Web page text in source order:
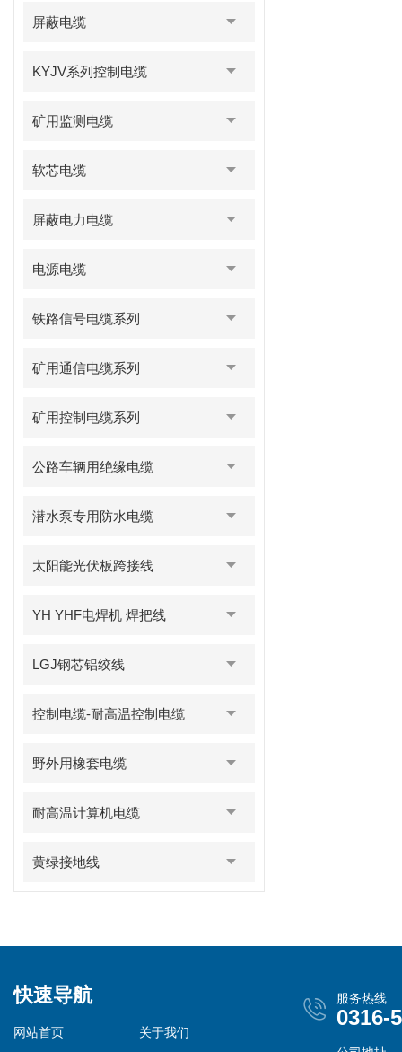
屏蔽电缆
KYJV系列控制电缆
矿用监测电缆
软芯电缆
屏蔽电力电缆
电源电缆
铁路信号电缆系列
矿用通信电缆系列
矿用控制电缆系列
公路车辆用绝缘电缆
潜水泵专用防水电缆
太阳能光伏板跨接线
YH YHF电焊机 焊把线
LGJ钢芯铝绞线
控制电缆-耐高温控制电缆
野外用橡套电缆
耐高温计算机电缆
黄绿接地线
快速导航
网站首页 关于我们
服务热线
0316-